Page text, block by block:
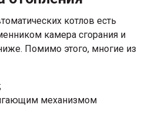
котлов есть
камера сгорания и
Помимо этого, многие из
механизмом